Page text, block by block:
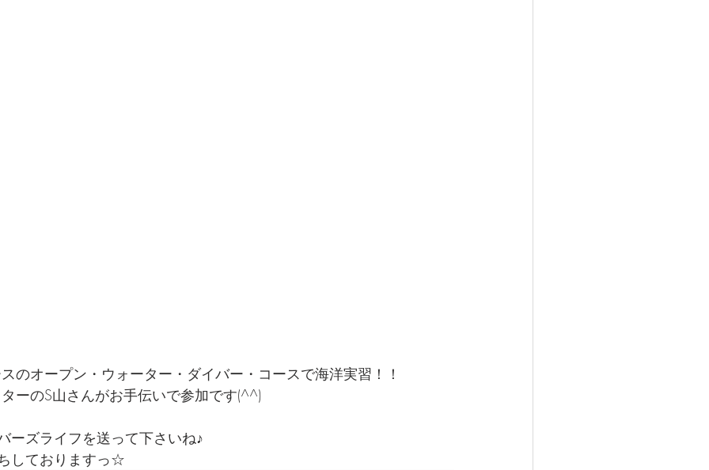
のオープン・ウォーター・ダイバー・コースで海洋実習！！
ーのS山さんがお手伝いで参加です(^^)
ーズライフを送って下さいね♪
しておりますっ☆